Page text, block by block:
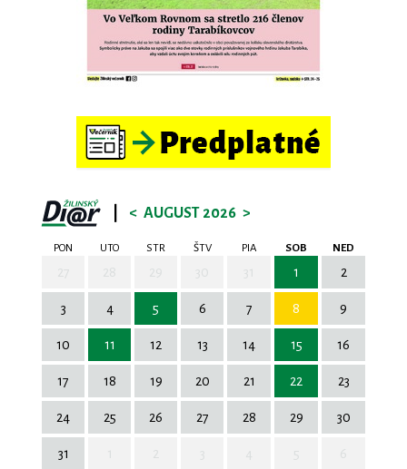
< AUGUST 2026 >
PON UTO STR ŠTV PIA SOB NED
1 2
3 4 5 6 7 8 9
10 11 12 13 14 15 16
17 18 19 20 21 22 23
24 25 26 27 28 29 30
31